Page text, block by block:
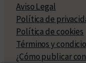
Aviso Legal
Política de
Política de cookies
Términos y
¿Cómo publicar